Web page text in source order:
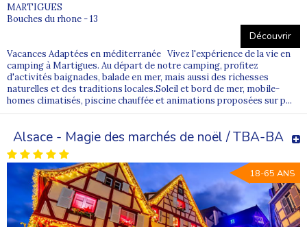
MARTIGUES
Bouches du rhone - 13
Découvrir
Vacances Adaptées en méditerranée Vivez l'expérience de la vie en
camping à Martigues. Au départ de notre camping, profitez
d'activités baignades, balade en mer, mais aussi des richesses
naturelles et des traditions locales.Soleil et bord de mer, mobile-
homes climatisés, piscine chauffée et animations proposées sur p...
Alsace - Magie des marchés de noël / TBA-BA
18-65 ANS